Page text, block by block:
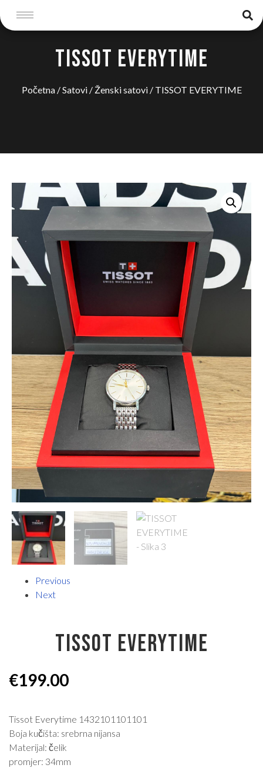
TISSOT EVERYTIME
Početna/Satovi/ Ženski satovi/ TISSOT EVERYTIME
Previous
Next
TISSOT EVERYTIME
€199.00
Tissot Everytime 1432101101101
Boja kučišta: srebrna nijansa
Materijal: čelik
promjer: 34mm